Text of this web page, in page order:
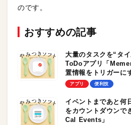
のです。
おすすめの記事
大量のタスクを“タ
ToDoアプリ「
置情報をトリガーに
ダー機能が魅力！
アプリ 便利技
イベントまであと何
をカウントダウンで
Cal Events」